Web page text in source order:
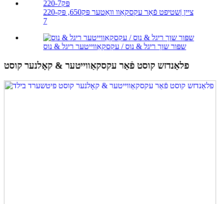
ציין |שטיפט פֿאַר עקסקאַוו וואַטער פּק650, פּק220-
7
שפּור שוך ריגל & נוס / עקסקאַווייטער ריגל & נוס
פלאַנדזש קוסט פֿאַר עקסקאַווייטער & קאָלנער קוסט